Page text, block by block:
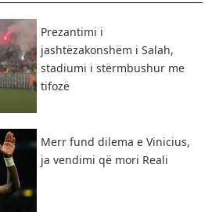
Prezantimi i
jashtëzakonshëm i Salah,
stadiumi i stërmbushur me
tifozë
Merr fund dilema e Vinicius,
ja vendimi që mori Reali